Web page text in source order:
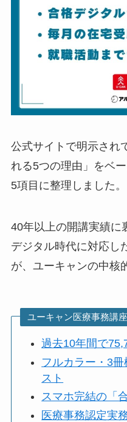
公式サイトで明示され
れる5つの理由」をベ
5項目に整理しました。
40年以上の開講実績に
デジタル時代に対応し
が、ユーキャンの中核
ユーキャン医療事務講
過去10年間で
フルカラー・3
スト
スマホ完結の「
医療事務認定実